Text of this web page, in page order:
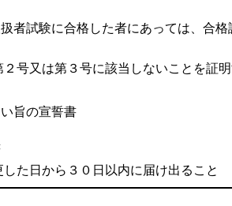
者試験に合格した者にあっては、合
号又は第３号に該当しないことを証明
旨の宣誓書
た日から３０日以内に届け出ること